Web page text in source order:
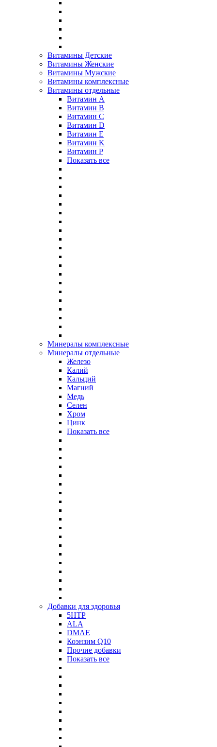
Витамины Детские
Витамины Женские
Витамины Мужские
Витамины комплексные
Витамины отдельные
Витамин A
Витамин B
Витамин C
Витамин D
Витамин E
Витамин K
Витамин P
Показать все
Минералы комплексные
Минералы отдельные
Железо
Калий
Кальций
Магний
Медь
Селен
Хром
Цинк
Показать все
Добавки для здоровья
5HTP
ALA
DMAE
Коэнзим Q10
Прочие добавки
Показать все